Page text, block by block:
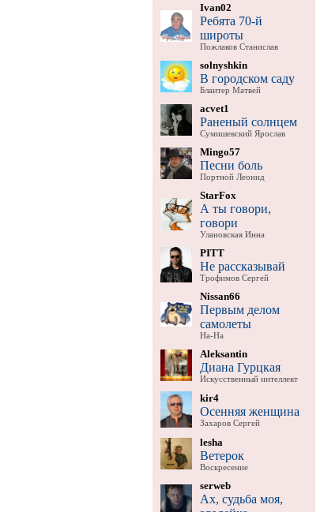
Ivan02
Ребята 70-й
широты
Пожлаков Станислав
solnyshkin
В городском саду
Блантер Матвей
acvet1
Раненый солнцем
Сумишевский Ярослав
Mingo57
Песни боль
Портной Леонид
StarFox
А ты говори,
говори
Улановская Инна
PITT
Не рассказывай
Трофимов Сергей
Nissan66
Первым делом
самолеты
На-На
Aleksantin
Диана Гурцкая
Искусственный интеллект
kir4
Осенняя женщина
Захаров Сергей
lesha
Ветерок
Воскресение
serweb
Ах, судьба моя,